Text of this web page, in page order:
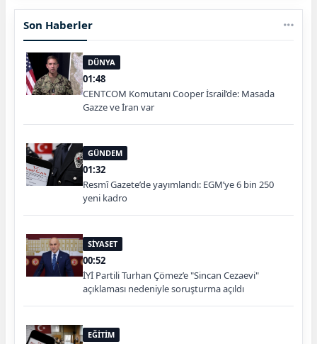
Son Haberler
DÜNYA
01:48
CENTCOM Komutanı Cooper İsrail’de: Masada
Gazze ve İran var
GÜNDEM
01:32
Resmî Gazete’de yayımlandı: EGM’ye 6 bin 250
yeni kadro
SİYASET
00:52
İYİ Partili Turhan Çömez’e "Sincan Cezaevi"
açıklaması nedeniyle soruşturma açıldı
EĞİTİM